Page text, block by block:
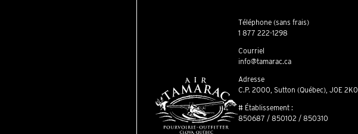
Téléphone (sans frais)
1 877 222-1298
Courriel
info@tamarac.ca
Adresse
C.P. 2000, Sutton (Québec), J0E 2K0
# Établissement :
850687 / 850102 / 850310